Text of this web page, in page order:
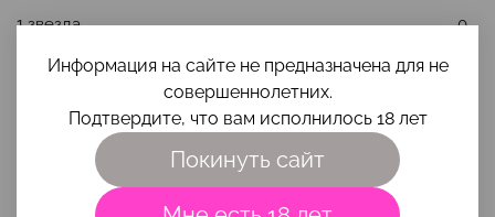
Отзывов еще никто не оставлял
1 звезда 0
Оставить отзыв
Информация на сайте не предназначена для не
совершеннолетних.
Подтвердите, что вам исполнилось 18 лет
Покинуть сайт